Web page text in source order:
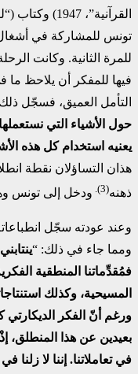
تونس للمشاركة في أشغال
للمرة الثانية. وكانت
فيها للمفكر أن يلاحظ
التأمل العميق، فسجّل
حول الأشياء التي
يعنيه استخدام كل هذه
هذان التساؤلان نقطة
ذهنه(3). ودخل إلى تونس
وعند عودته سجّل
ومما جاء في ذلك: “
فمُقدِّماتنا المنطقية
المسيحية، وكذلك
ورغم أنّ الفكر الديكارتي
بعيدين عن هذا المنطلق،
في تعاملاتنا. إننا لا